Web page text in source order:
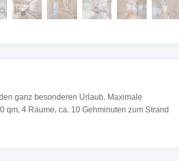
ganz besonderen Urlaub. Maximale
qm, 4 Räume, ca. 10 Gehminuten zum Strand